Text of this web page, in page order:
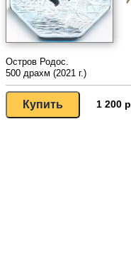
Остров Родос.
500 драхм (2021 г.)
1 200